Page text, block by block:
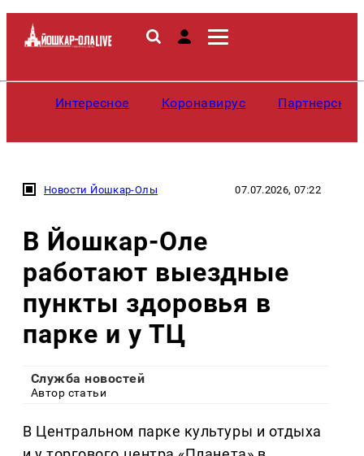
Интересное Коронавирус
Новости Йошкар-Олы 07.07.2026, 07:22
В Йошкар-Оле
работают выездные
пункты здоровья в
парке и у ТЦ
Служба новостей
Автор статьи
В Центральном парке культуры и отдыха